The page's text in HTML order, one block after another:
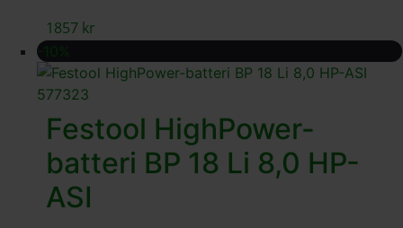
1857 kr
-10%
Festool HighPower-
batteri BP 18 Li 8,0 HP-
ASI